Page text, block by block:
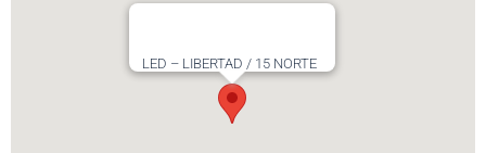
LED – LIBERTAD / 15 NORTE